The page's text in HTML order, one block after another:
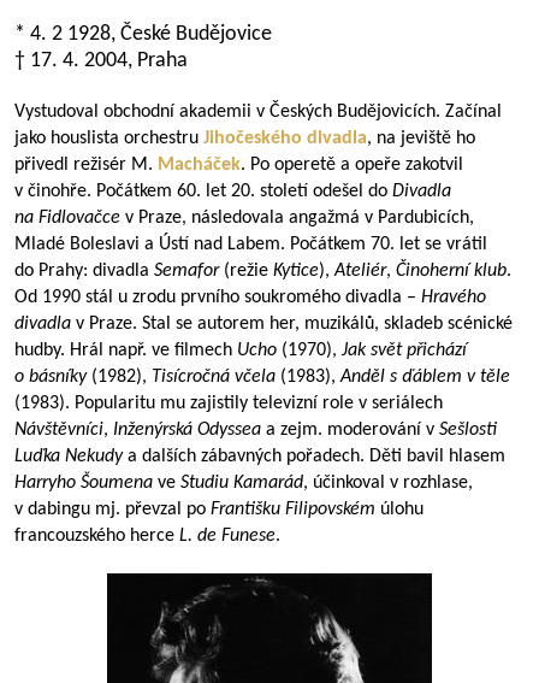
* 4. 2 1928, České Budějovice
† 17. 4. 2004, Praha
Vystudoval obchodní akademii v Českých Budějovicích. Začínal
jako houslista orchestru Jihočeského divadla, na jeviště ho
přivedl režisér M. Macháček. Po operetě a opeře zakotvil
v činohře. Počátkem 60. let 20. století odešel do Divadla
na Fidlovačce v Praze, následovala angažmá v Pardubicích,
Mladé Boleslavi a Ústí nad Labem. Počátkem 70. let se vrátil
do Prahy: divadla Semafor(režie Kytice),Ateliér, Činoherní klub.
Od 1990 stál u zrodu prvního soukromého divadla – Hravého
divadla v Praze. Stal se autorem her, muzikálů, skladeb scénické
hudby. Hrál např. ve filmech Ucho (1970), Jak svět přichází
o básníky (1982), Tisícročná včela (1983),Anděl s ďáblem v těle
(1983). Popularitu mu zajistily televizní role v seriálech
Návštěvníci, Inženýrská Odyssea a zejm. moderování v Sešlosti
Luďka Nekudya dalších zábavných pořadech. Děti bavil hlasem
Harryho Šoumena ve Studiu Kamarád, účinkoval v rozhlase,
v dabingu mj. převzal po Františku Filipovském úlohu
francouzského herce L. de Funese.